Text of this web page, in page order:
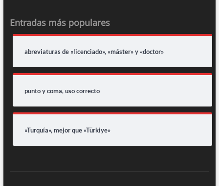
Entradas más populares
abreviaturas de «licenciado», «máster» y «doctor»
punto y coma, uso correcto
«Turquía», mejor que «Türkiye»